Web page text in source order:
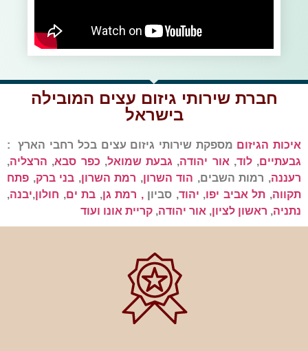
חברת שירותי גיזום עצים המובילה
בישראל
איכות הגיזום מספקת שירותי גיזום עצים בכל רחבי הארץ :
גבעתיים,לוד, אור יהודה, גבעת שמואל, כפר סבא, הרצליה,
רעננה, רמות השבים, הוד השרון, רמת השרון, בני ברק, פתח
תקווה, תל אביב יפו, יהוד, סביון, רמת גן, בת ים, חולון,יבנה,
נתניה, ראשון לציון, אור יהודה, קריית אונו ועוד